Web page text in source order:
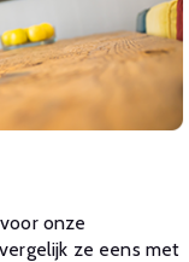
onze
ze eens met